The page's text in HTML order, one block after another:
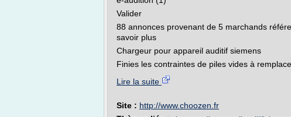
Valider
88 annonces provenant de 5 marchands
savoir plus
Chargeur pour appareil auditif siemens
Finies les contraintes de piles vides à
Lire la suite
Site : http://www.choozen.fr